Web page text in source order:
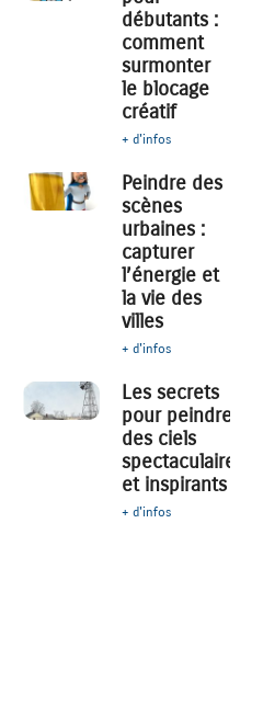
débutants :
comment
surmonter
le blocage
créatif
+ d'infos
Peindre des
scènes
urbaines :
capturer
l’énergie et
la vie des
villes
+ d'infos
Les secrets
pour peindre
des ciels
spectaculaires
et inspirants
+ d'infos